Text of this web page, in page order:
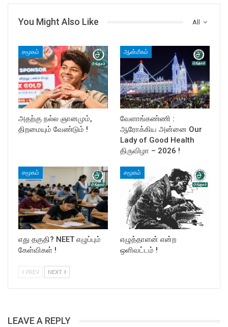
All
You Might Also Like
சமூகம்
அதற்கு நல்ல ஞானமும்,
திறமையும் வேண்டும் !
ஆன்மீகம்
வேளாங்கண்ணி :
ஆரோக்கிய அன்னை Our
Lady of Good Health
திருவிழா – 2026 !
சமூகம்
எது தகுதி? NEET எழுப்பும்
கேள்விகள் !
சமூகம்
எழுத்தாளன் என்ற
ஒளிவட்டம் !
PREV NEXT
LEAVE A REPLY